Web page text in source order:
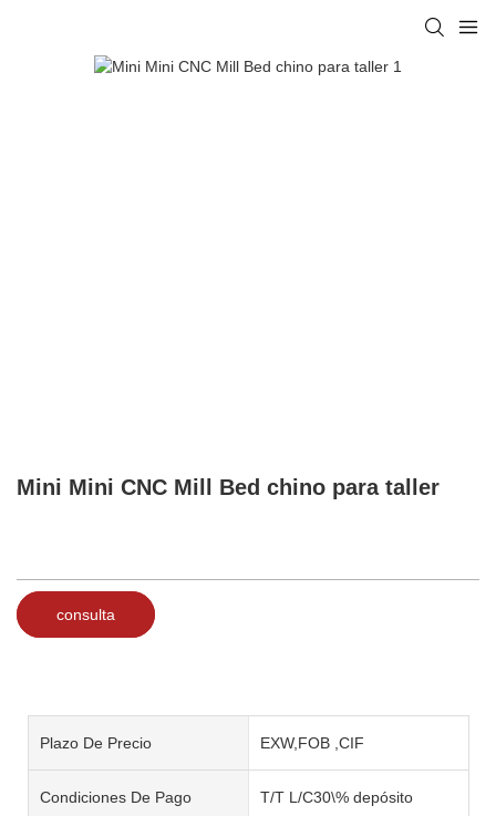
Mini Mini CNC Mill Bed chino para taller
consulta
Plazo De Precio EXW,FOB ,CIF
Condiciones De Pago T/T L/C30\% depósito